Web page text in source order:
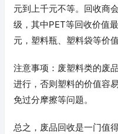
元到上千元不等。回收商
级，其中PET等回收价值
元，塑料瓶、塑料袋等价
注意事项：废塑料类的废
进行，否则塑料的价值容
免过分摩擦等问题。
总之，废品回收是一门值